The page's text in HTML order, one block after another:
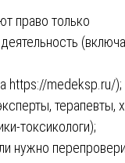
право только
https://medeksp.ru/);
терапевты,
токсикологи);
нужно